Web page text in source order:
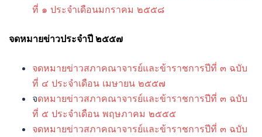
ที่ ๑ ประจำเดือนมกราคม ๒๕๕๘
จดหมายข่าวประจำปี ๒๕๕๗
จดหมายข่าวสภาคณาจารย์และข้าราชการปีที่ ๓ ฉบับ
ที่ ๔ ประจำเดือน เมษายน ๒๕๕๗
จดหมายข่าวสภาคณาจารย์และข้าราชการปีที่ ๓ ฉบับ
ที่ ๕ ประจำเดือน พฤษภาคม ๒๕๕๕
จดหมายข่าวสภาคณาจารย์และข้าราชการปีที่ ๓ ฉบับ